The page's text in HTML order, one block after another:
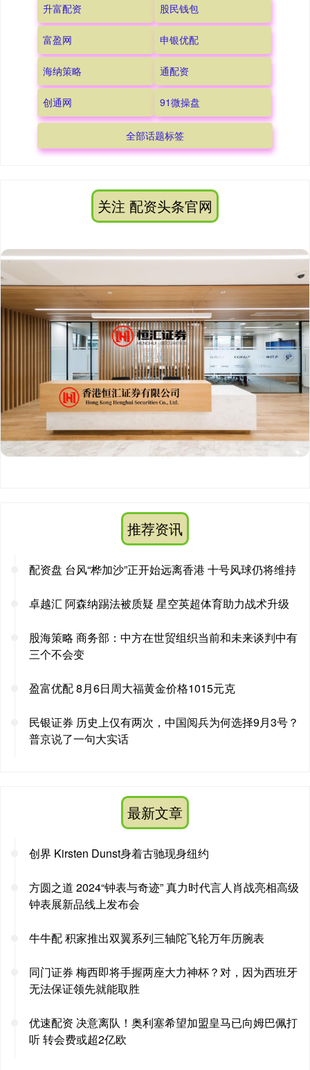
升富配资 股民钱包
富盈网 申银优配
海纳策略 通配资
创通网 91微操盘
全部话题标签
关注 配资头条官网
推荐资讯
配资盘 台风“桦加沙”正开始远离香港 十号风球仍将维持
卓越汇 阿森纳踢法被质疑 星空英超体育助力战术升级
股海策略 商务部：中方在世贸组织当前和未来谈判中有
三个不会变
盈富优配 8月6日周大福黄金价格1015元克
民银证券 历史上仅有两次，中国阅兵为何选择9月3号？
普京说了一句大实话
最新文章
创界 Kirsten Dunst身着古驰现身纽约
方圆之道 2024“钟表与奇迹” 真力时代言人肖战亮相高级
钟表展新品线上发布会
牛牛配 积家推出双翼系列三轴陀飞轮万年历腕表
同门证券 梅西即将手握两座大力神杯？对，因为西班牙
无法保证领先就能取胜
优速配资 决意离队！奥利塞希望加盟皇马已向姆巴佩打
听 转会费或超2亿欧